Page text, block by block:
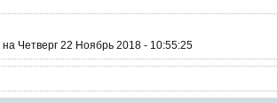
на Четверг 22 Ноябрь 2018 - 10:55:25